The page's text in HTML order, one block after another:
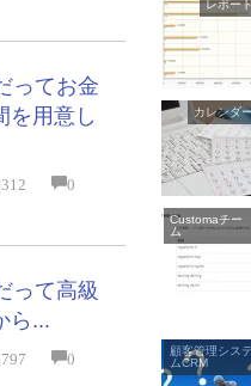
ってお金
を用意し
0
って高級
ら...
0
レポー
カレンダ
Customaチー
ム
顧客管理システ
ムCRM